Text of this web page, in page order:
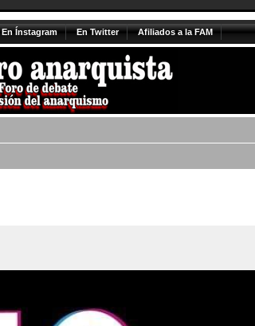
En Ínstagram En Twitter Afiliados a la FAM